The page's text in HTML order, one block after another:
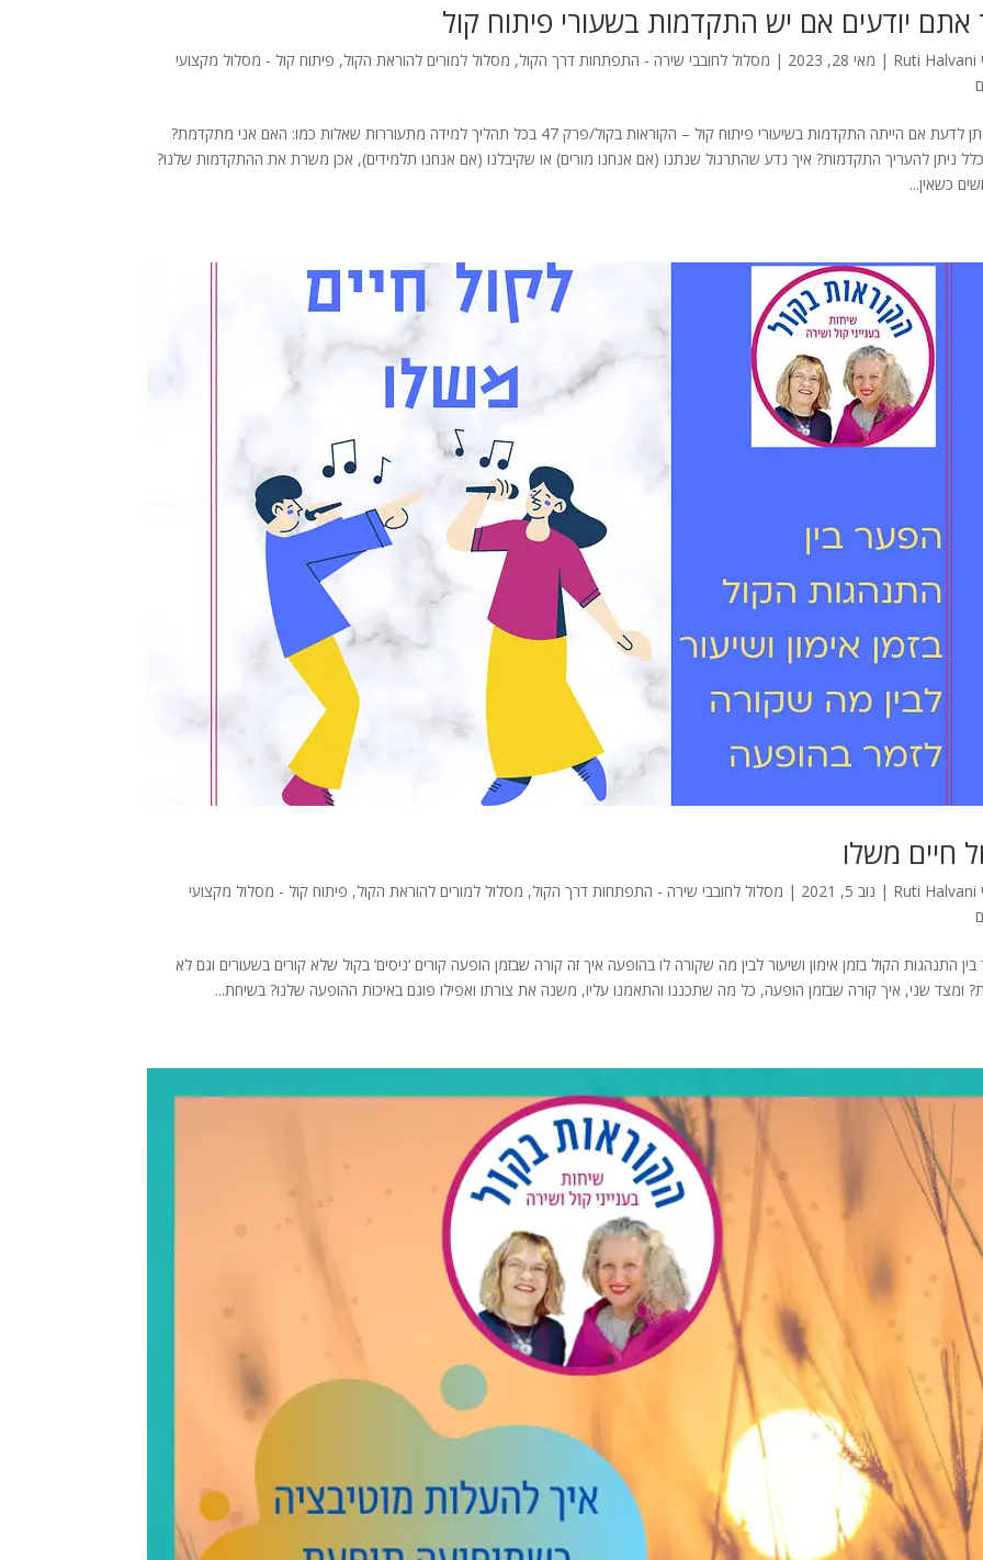
אתם יודעים אם יש התקדמות בשעורי פיתוח קול
Ruti Halvani
| מאי 28, 2023 | מסלול לחובבי שירה - התפתחות דרך הקול, מסלול למורים להוראת הקול, פיתוח קול - מסלול מקצועי
איך ניתן לדעת אם הייתה התקדמות בשיעורי פיתוח קול – הקוראות בקול/פרק 47 בכל תהליך למידה מתעוררות שאלות כמו: האם אני מתקדמת?
ניתן להעריך התקדמות? איך נדע שהתרגול שנתנו (אם אנחנו מורים) או שקיבלנו (אם אנחנו תלמידים), אכן משרת את ההתקדמות שלנו?
כשאין...
חיים משלו
Ruti Halvani
| נוב 5, 2021 | מסלול לחובבי שירה - התפתחות דרך הקול, מסלול למורים להוראת הקול, פיתוח קול - מסלול מקצועי
התנהגות הקול בזמן אימון ושיעור לבין מה שקורה לו בהופעה איך זה קורה שבזמן הופעה קורים ‘ניסים’ בקול שלא קורים בשעורים וגם לא
ומצד שני, איך קורה שבזמן הופעה, כל מה שתכננו והתאמנו עליו, משנה את צורתו ואפילו פוגם באיכות ההופעה שלנו? בשיחת...